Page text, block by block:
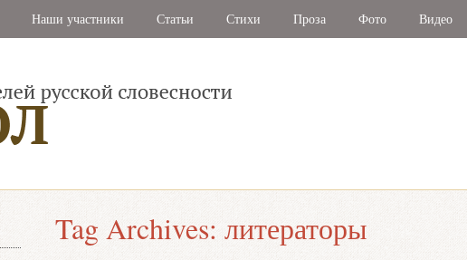
Наши участники Статьи Стихи Проза Фото Видео
Tag Archives: литераторы